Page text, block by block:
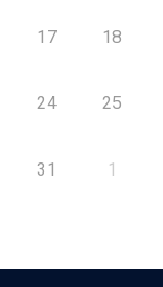
17 18
24 25
31 1